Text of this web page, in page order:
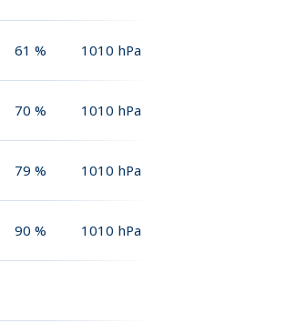
61 % 1010 hPa
70 % 1010 hPa
79 % 1010 hPa
90 % 1010 hPa